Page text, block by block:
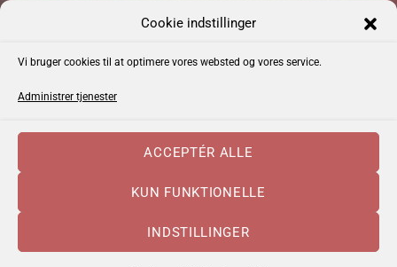
Cookie indstillinger
Vi bruger cookies til at optimere vores websted og vores service.
Administrer tjenester
ACCEPTÉR ALLE
KUN FUNKTIONELLE
INDSTILLINGER
Kommende Begivenheder
Cajun Food & Music – september 2026
Dato: 12-09